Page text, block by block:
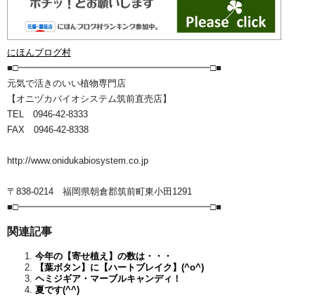
にほんブログ村
■□━━━━━━━━━━━━━━━━━━━━━□■
元気で活きのいい植物専門店
【オニヅカバイオシステム筑前直売店】
TEL 0946-42-8333
FAX 0946-42-8338
http://www.onidukabiosystem.co.jp
〒838-0214 福岡県朝倉郡筑前町東小田1291
■□━━━━━━━━━━━━━━━━━━━━━□■
関連記事
今年の【寄せ植え】の数は・・・
【葉ボタン】に【ハートブレイク】(^o^)
ヘミジギア・マーブルキャンディ！
夏です(^^)